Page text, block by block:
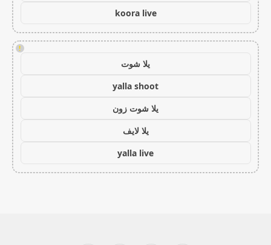
koora live
!
يلا شوت
yalla shoot
يلا شوت زون
يلا لايف
yalla live